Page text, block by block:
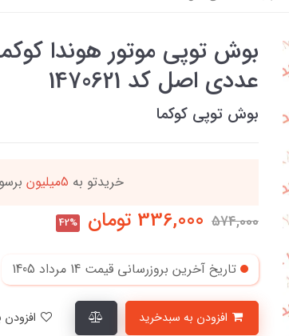
عددی اصل کد 1470621
بوش توپی کوکما
این کالا رو میتونی4 قسطه
574,000
336,000 تومان 42%
تاریخ آخرین بروزرسانی قیمت 14 مرداد 1405